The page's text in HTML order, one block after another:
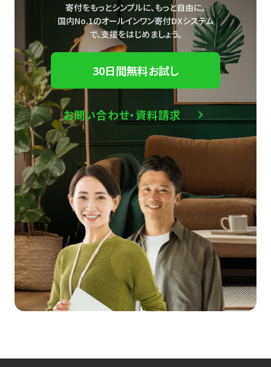
寄付をもっとシンプルに、もっと自由に。
国内No.1のオールインワン寄付DXシステム
で、支援をはじめましょう。
30日間無料お試し
お問い合わせ・資料請求